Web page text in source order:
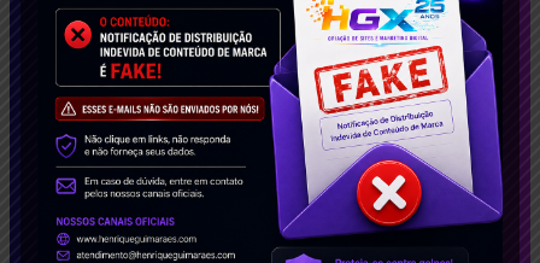
sucesso@henriqueguimaraes.com
Desde 2008, somos referência em Belo
Horizonte, São Paulo, Rio De Janeiro, oferecendo
soluções inovadoras em criação de sites BH bem
avaliados, SEO de Alta Performance e Marketing
Digital Inteligente. Com um portfólio repleto de